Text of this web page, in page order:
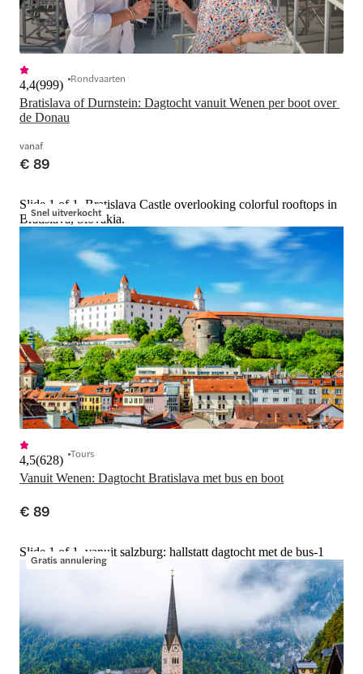
Bratislava of Durnstein: Dagtocht vanuit Wenen per boot over
de Donau
4,4(999) Rondvaarten
vanaf
€ 89
Snel uitverkocht
Slide 1 of 1, Bratislava Castle overlooking colorful rooftops in
Bratislava, Slovakia.
Vanuit Wenen: Dagtocht Bratislava met bus en boot
4,5(628) Tours
€ 89
Gratis annulering
Slide 1 of 1, vanuit salzburg: hallstatt dagtocht met de bus-1